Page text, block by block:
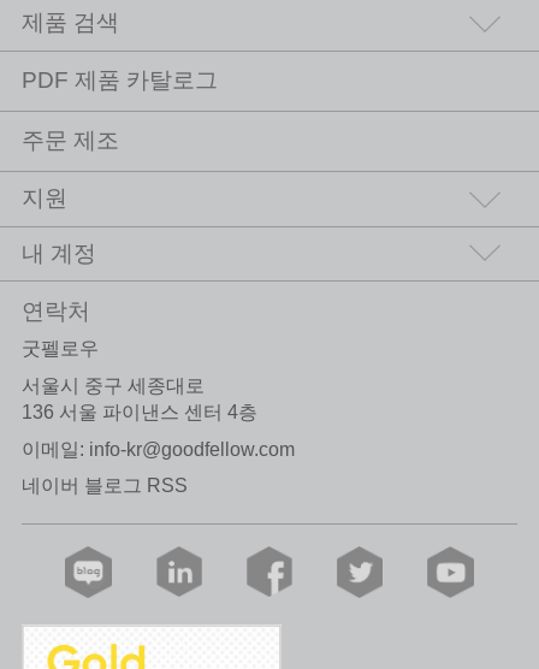
제품 검색
PDF 제품 카탈로그
주문 제조
지원
내 계정
연락처
굿펠로우
서울시 중구 세종대로
136 서울 파이낸스 센터 4층
이메일: info-kr@goodfellow.com
네이버 블로그 RSS